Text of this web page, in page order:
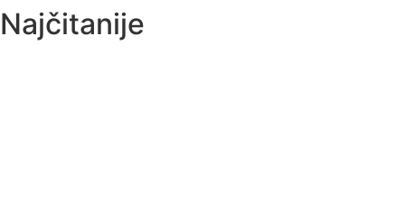
Najčitanije